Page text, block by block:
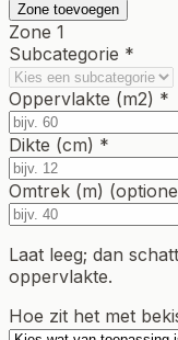
Zone toevoegen
Zone 1
Subcategorie *
Oppervlakte (m2) *
Dikte (cm) *
Omtrek (m)
Laat leeg; dan
oppervlakte.
Hoe zit het met